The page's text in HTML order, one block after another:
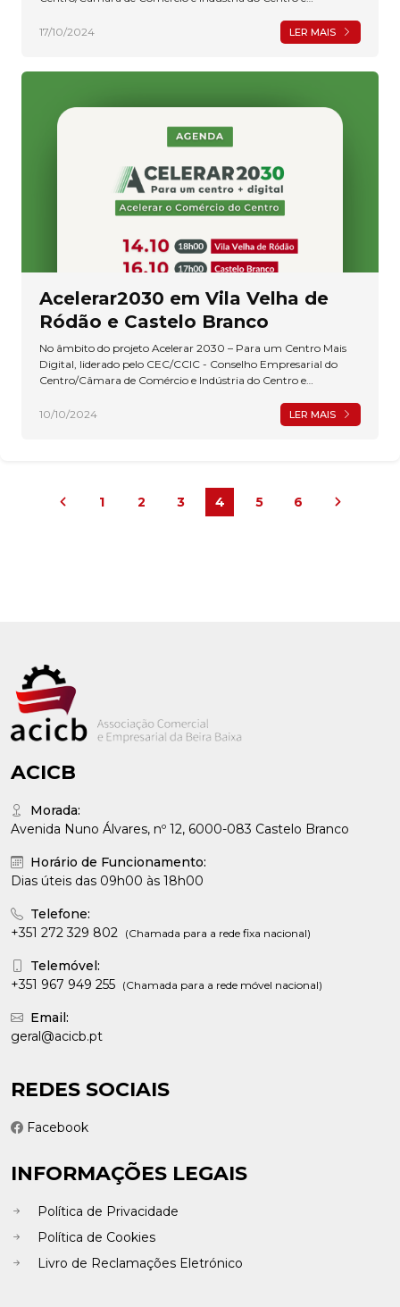
da Beira Baixa e pela AEBB – Associação Empresarial da Beira
Baixa, tendo como objetivo a promoção da digitalização da
empresários e trabalhadores para enfrentar os desafios do
mercado digital, iremos realizar uma nova sessão de
apresentação na próxima semana.
17/10/2024 LER MAIS
Acelerar2030 em Vila Velha de
Ródão e Castelo Branco
No âmbito do projeto Acelerar 2030 – Para um Centro Mais
Digital, liderado pelo CEC/CCIC - Conselho Empresarial do
Centro/Câmara de Comércio e Indústria do Centro e
da Beira Baixa e pela AEBB – Associação Empresarial da Beira
Baixa, tendo como objetivo a promoção da digitalização da
mercado digital, iremos realizar duas sessões de apresentação
10/10/2024 LER MAIS
1 2 3 4 5 6
ACICB
Morada:
Avenida Nuno Álvares, nº 12, 6000-083 Castelo Branco
Horário de Funcionamento:
Dias úteis das 09h00 às 18h00
Telefone:
+351 272 329 802 (Chamada para a rede fixa nacional)
Telemóvel:
+351 967 949 255 (Chamada para a rede móvel nacional)
Email:
geral@acicb.pt
REDES SOCIAIS
Facebook
INFORMAÇÕES LEGAIS
Política de Privacidade
Política de Cookies
Livro de Reclamações Eletrónico